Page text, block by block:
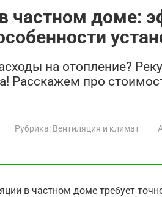
частном доме:
на отопление?
Расскажем про
Рубрика: Вентиляция и климат
в частном доме требует